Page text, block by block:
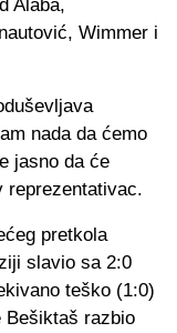
Alaba,
Wimmer i
nada da ćemo
jasno da će
reprezentativac.
pretkola
slavio sa 2:0
teško (1:0)
Bešiktaš razbio